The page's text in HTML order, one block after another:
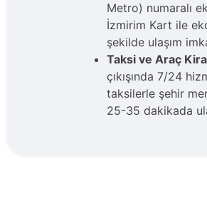
Metro) numaralı
İzmirim Kart ile
şekilde ulaşım
Taksi ve Araç
çıkışında 7/24
taksilerle şehir
25-35 dakikada